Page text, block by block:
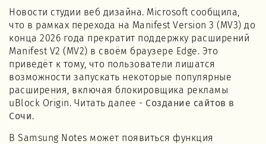
Новости студии веб дизайна. Microsoft сообщила,
что в рамках перехода на Manifest Version 3 (MV3) до
конца 2026 года прекратит поддержку расширений
Manifest V2 (MV2) в своём браузере Edge. Это
приведёт к тому, что пользователи лишатся
возможности запускать некоторые популярные
расширения, включая блокировщика рекламы
uBlock Origin. Читать далее - Создание сайтов в
Сочи.
В Samsung Notes может появиться функция